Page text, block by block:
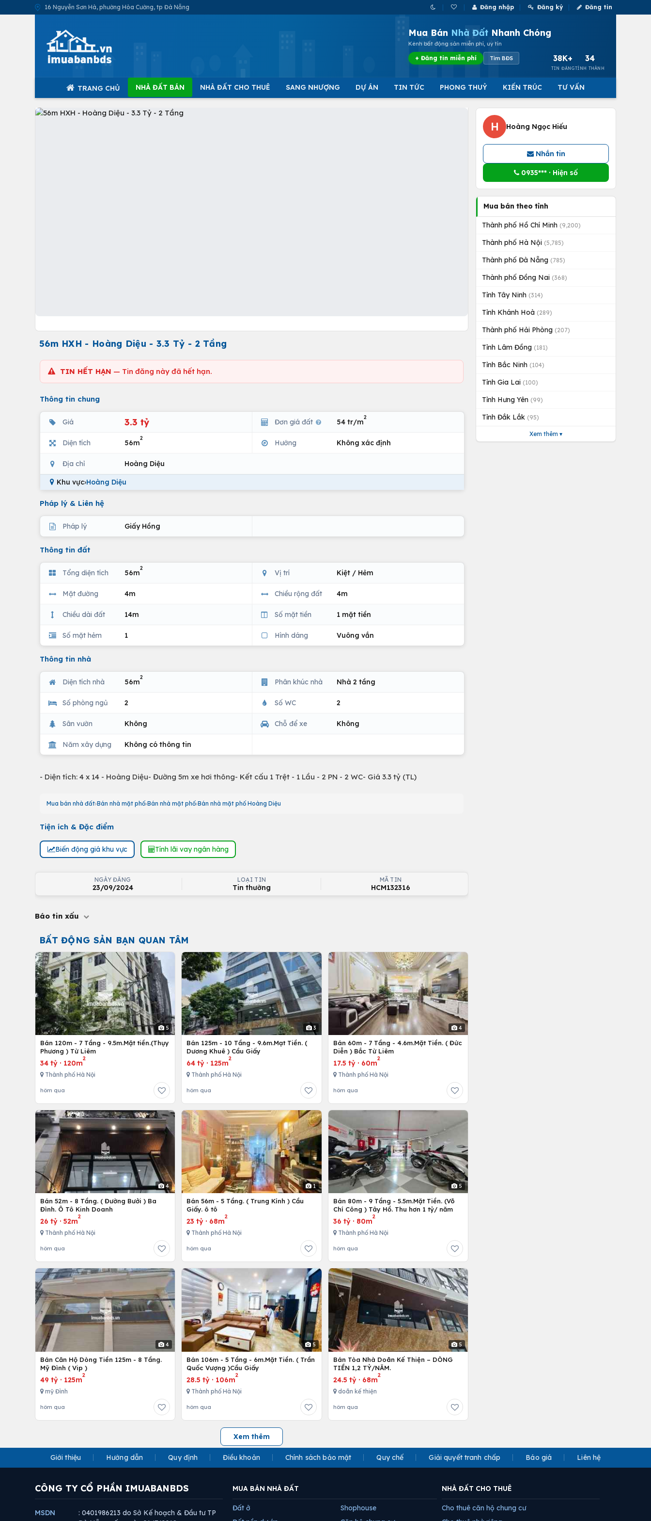
16 Nguyễn Sơn Hà, phường Hòa Cường, tp Đà Nẵng Đăng nhập Đăng ký Đăng tin
Mua Bán Nhà Đất Nhanh Chóng
Kênh bất động sản miễn phí, uy tín
+ Đăng tin miễn phí Tìm BĐS 38K+
TIN ĐĂNG
34
TỈNH THÀNH
TRANG CHỦ NHÀ ĐẤT BÁN NHÀ ĐẤT CHO THUÊ SANG NHƯỢNG DỰ ÁN TIN TỨC PHONG THUỶ KIẾN TRÚC TƯ VẤN
56m HXH - Hoàng Diệu - 3.3 Tỷ - 2 Tầng
TIN HẾT HẠN — Tin đăng này đã hết hạn.
Thông tin chung
Giá 3.3 tỷ Đơn giá đất 54 tr/m
2
Diện tích 56m
2
Hướng Không xác định
Địa chỉ Hoàng Diệu
Khu vực›Hoàng Diệu
Pháp lý & Liên hệ
Pháp lý Giấy Hồng
Thông tin đất
Tổng diện tích 56m
2
Vị trí Kiệt / Hẻm
Mặt đường 4m Chiều rộng đất 4m
Chiều dài đất 14m Số mặt tiền 1 mặt tiền
Số mặt hẻm 1 Hình dáng Vuông vắn
Thông tin nhà
Diện tích nhà 56m
2
Phân khúc nhà Nhà 2 tầng
Số phòng ngủ 2 Số WC 2
Sân vườn Không Chỗ để xe Không
Năm xây dựng Không có thông tin
- Diện tích: 4 x 14 - Hoàng Diệu- Đường 5m xe hơi thông- Kết cấu 1 Trệt - 1 Lầu - 2 PN - 2 WC- Giá 3.3 tỷ (TL)
Mua bán nhà đất Bán nhà mặt phố Bán nhà mặt phố Bán nhà mặt phố Hoàng Diệu
Tiện ích & Đặc điểm
Biến động giá khu vực Tính lãi vay ngân hàng
NGÀY ĐĂNG
23/09/2024
LOẠI TIN
Tin thường
MÃ TIN
HCM132316
Báo tin xấu
BẤT ĐỘNG SẢN BẠN QUAN TÂM
5
Bán 120m - 7 Tầng - 9.5m.Mặt tiền.(Thụy
Phương ) Từ Liêm
34 tỷ · 120m
2
Thành phố Hà Nội
hôm qua
3
Bán 125m - 10 Tầng - 9.6m.Mạt Tiền. (
Dương Khuê ) Cầu Giấy
64 tỷ · 125m
2
Thành phố Hà Nội
hôm qua
4
Bán 60m - 7 Tầng - 4.6m.Mặt Tiền. ( Đức
Diễn ) Bắc Từ Liêm
17.5 tỷ· 60m
2
Thành phố Hà Nội
hôm qua
4
Bán 52m - 8 Tầng. ( Đường Bưởi ) Ba
Đình. Ô Tô Kinh Doanh
26 tỷ · 52m
2
Thành phố Hà Nội
hôm qua
1
Bán 56m - 5 Tầng. ( Trung Kính ) Cầu
Giấy. ô tô
23 tỷ · 68m
2
Thành phố Hà Nội
hôm qua
5
Bán 80m - 9 Tầng - 5.5m.Mặt Tiền. (Võ
Chí Công ) Tây Hồ. Thu hơn 1 tỷ/ năm
36 tỷ· 80m
2
Thành phố Hà Nội
hôm qua
4
Bán Căn Hộ Dòng Tiền 125m - 8 Tầng.
Mỹ Đình ( Vip )
49 tỷ · 125m
2
mỹ Đình
hôm qua
5
Bán 106m - 5 Tầng - 6m.Mặt Tiền. ( Trần
Quốc Vượng )Cầu Giấy
28.5 tỷ · 106m
2
Thành phố Hà Nội
hôm qua
5
Bán Tòa Nhà Doãn Kế Thiện – DÒNG
TIỀN 1,2 TỶ/NĂM.
24.5 tỷ· 68m
2
doãn kế thiện
hôm qua
Xem thêm
H Hoàng Ngọc Hiếu
Nhắn tin
0935*** · Hiện số
Mua bán theo tỉnh
Thành phố Hồ Chí Minh (9,200)
Thành phố Hà Nội (5,785)
Thành phố Đà Nẵng (785)
Thành phố Đồng Nai (368)
Tỉnh Tây Ninh (314)
Tỉnh Khánh Hoà (289)
Thành phố Hải Phòng (207)
Tỉnh Lâm Đồng (181)
Tỉnh Bắc Ninh (104)
Tỉnh Gia Lai (100)
Tỉnh Hưng Yên (99)
Tỉnh Đắk Lắk (95)
Xem thêm ▾
Giới thiệu Hướng dẫn Quy định Điều khoản Chính sách bảo mật Quy chế Giải quyết tranh chấp Báo giá Liên hệ
CÔNG TY CỔ PHẦN IMUABANBDS
MSDN
: 0401986213 do Sở Kế hoạch & Đầu tư TP
MUA BÁN NHÀ ĐẤT
Đất ở
Shophouse
NHÀ ĐẤT CHO THUÊ
Cho thuê căn hộ chung cư